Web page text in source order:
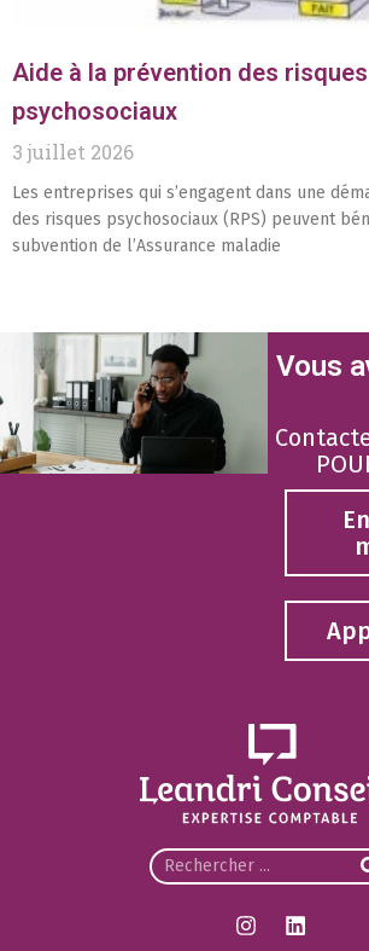
Aide à la prévention des risques
psychosociaux
3 juillet 2026
Les entreprises qui s’engagent dans une
des risques psychosociaux (RPS) peuvent
subvention de l’Assurance maladie
Vous